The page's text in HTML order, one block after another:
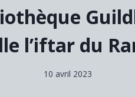
l’iftar du
10 avril 2023